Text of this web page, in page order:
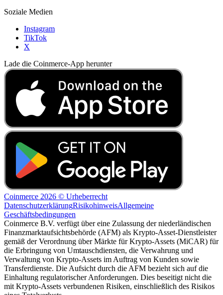
Soziale Medien
Instagram
TikTok
X
Lade die Coinmerce-App herunter
Coinmerce 2026 © Urheberrecht
DatenschutzerklärungRisikohinweisAllgemeine
Geschäftsbedingungen
Coinmerce B.V. verfügt über eine Zulassung der niederländischen
Finanzmarktaufsichtsbehörde (AFM) als Krypto-Asset-Dienstleister
gemäß der Verordnung über Märkte für Krypto-Assets (MiCAR) für
die Erbringung von Umtauschdiensten, die Verwahrung und
Verwaltung von Krypto-Assets im Auftrag von Kunden sowie
Transferdienste. Die Aufsicht durch die AFM bezieht sich auf die
Einhaltung regulatorischer Anforderungen. Dies beseitigt nicht die
mit Krypto-Assets verbundenen Risiken, einschließlich des Risikos